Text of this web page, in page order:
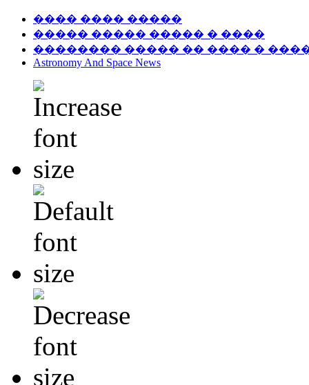
���� ���� �����
����� ����� ����� � ����
�������� ����� �� ���� �
Astronomy And Space News